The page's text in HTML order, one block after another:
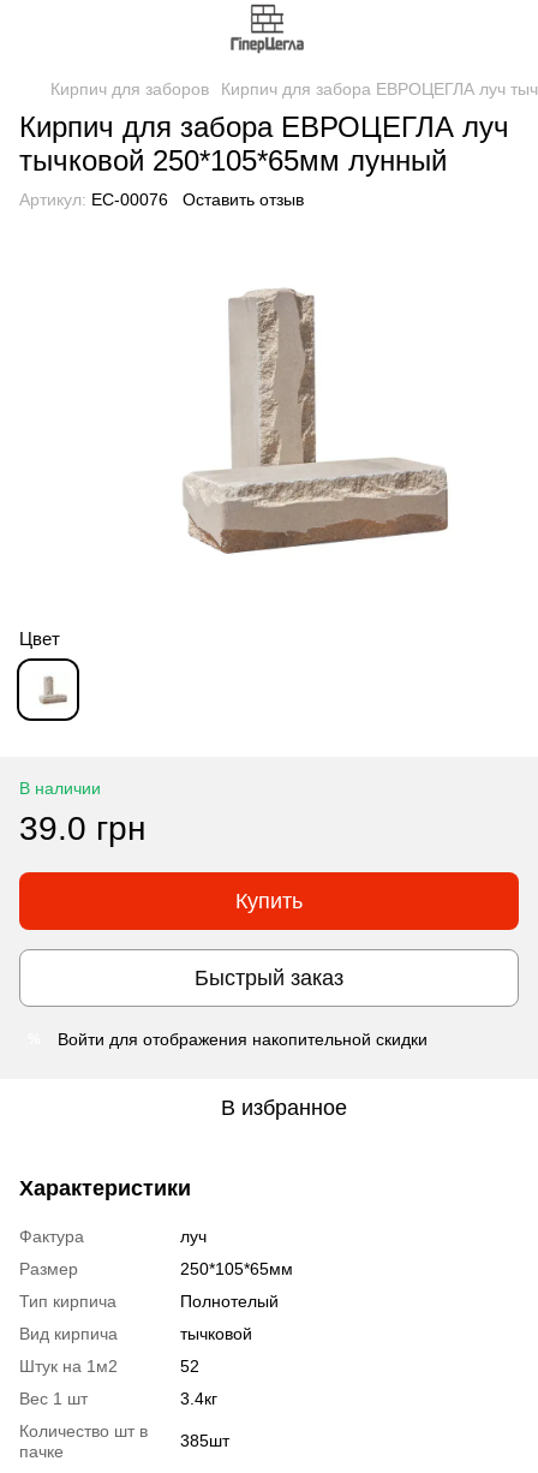
Кирпич для заборов Кирпич для забора ЕВРОЦЕГЛА луч
Кирпич для забора ЕВРОЦЕГЛА луч
тычковой 250*105*65мм лунный
Артикул: EC-00076 Оставить отзыв
Цвет
В наличии
39.0 грн
Купить
Быстрый заказ
Войти для отображения накопительной скидки
В избранное
Характеристики
Фактура
луч
Размер
250*105*65мм
Тип кирпича
Полнотелый
Вид кирпича
тычковой
Штук на 1м2
52
Вес 1 шт
3.4кг
Количество шт в
пачке
385шт